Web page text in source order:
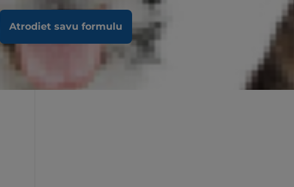
Atrodiet savu formulu